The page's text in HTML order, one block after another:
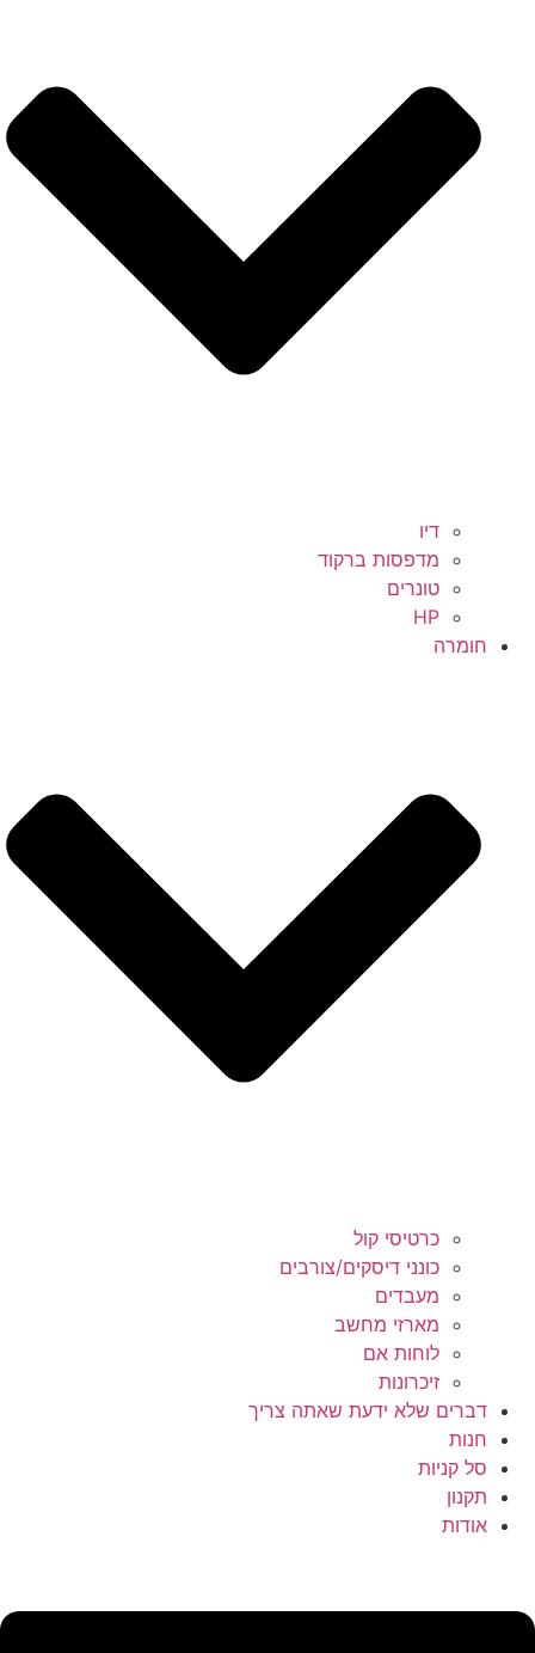
דיו
מדפסות ברקוד
טונרים
HP
חומרה
כרטיסי קול
כונני דיסקים/צורבים
מעבדים
מארזי מחשב
לוחות אם
זיכרונות
דברים שלא ידעת שאתה צריך
חנות
סל קניות
תקנון
אודות